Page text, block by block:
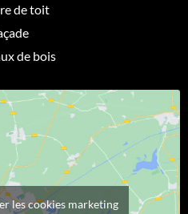
de toit
de bois
les cookies marketing